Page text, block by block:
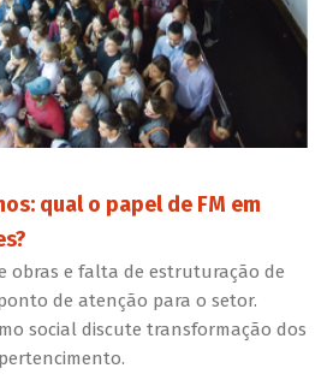
qual o papel de FM em
obras e falta de estruturação de
de atenção para o setor.
social discute transformação dos